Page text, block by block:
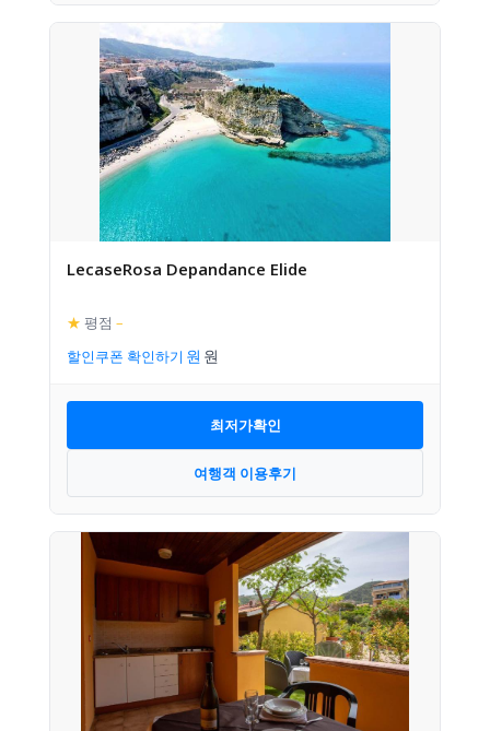
LecaseRosa Depandance Elide
★ 평점 –
할인쿠폰 확인하기
최저가확인
여행객 이용후기